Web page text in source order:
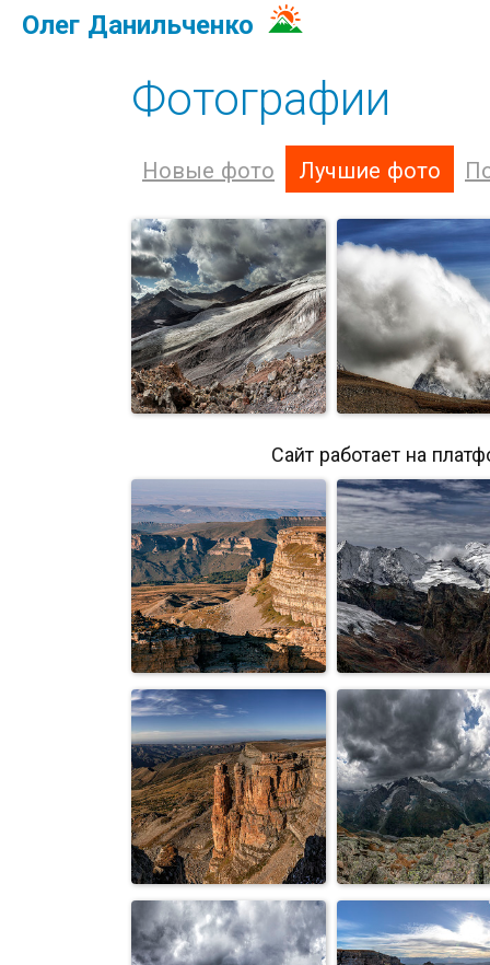
Олег Данильченко
Фотографии
Новые фото Лучшие фото
Эльбрус...
Облако и
человек...
Сайт работает на
На закате... Горы...